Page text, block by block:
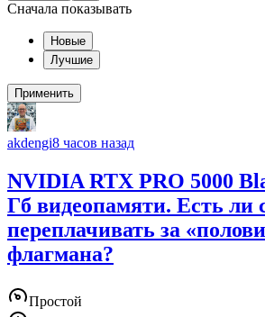
Сначала показывать
Новые
Лучшие
Применить
akdengi8 часов назад
NVIDIA RTX PRO 5000
Гб видеопамяти. Есть ли
переплачивать за
флагмана?
Простой